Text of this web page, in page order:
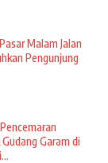
Malam Jalan
Pengunjung
Garam di